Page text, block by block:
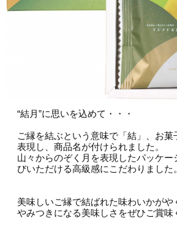
“結月”に思いを込めて・・・
ご縁を結ぶという意味で「結」、お
表現し、商品名が付けられました。
山々からのぞく月を表現したパッケー
びいただける高級感にこだわりました。
美味しいご縁で結ばれた味わいかがや
やみつきになる美味しさをぜひご賞味